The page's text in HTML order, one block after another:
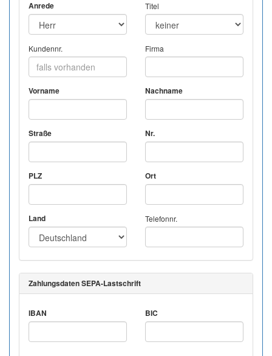
Anrede Titel
Kundennr. Firma
Vorname Nachname
Straße Nr.
PLZ Ort
Land Telefonnr.
Zahlungsdaten SEPA-Lastschrift
IBAN BIC